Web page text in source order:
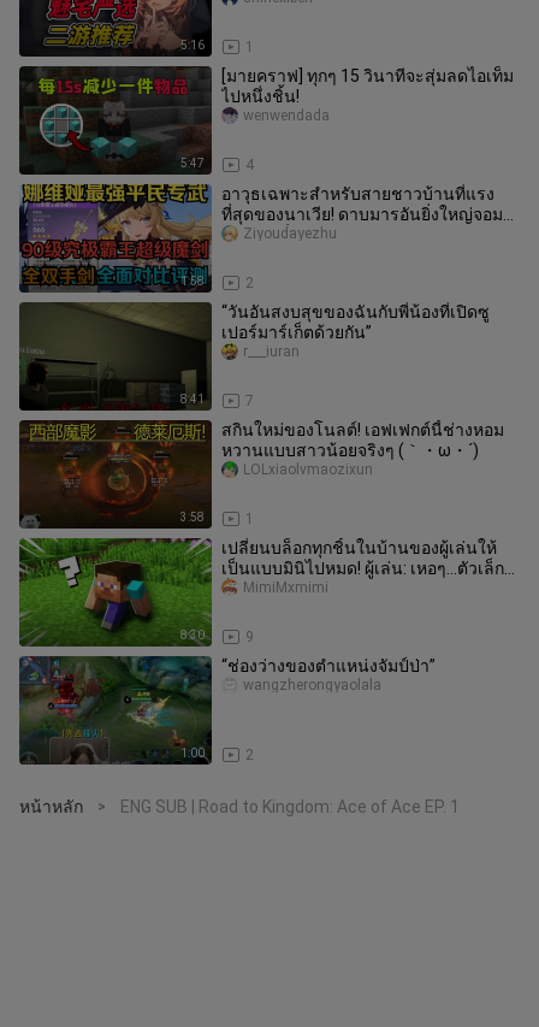
5:16 1
5:47
[มายคราฟ] ทุกๆ 15 วินาทีจะสุ่มลดไอเท็ม
ไปหนึ่งชิ้น!
4
wenwendada
1:58
อาวุธเฉพาะสำหรับสายชาวบ้านที่แรง
ที่สุดของนาเวีย! ดาบมารอันยิ่งใหญ่จอม
ราชันย์เมื่อเลเวลสูงสุด เปรียบเ
2
Ziyoudayezhu
8:41
“วันอันสงบสุขของฉันกับพี่น้องที่เปิดซู
เปอร์มาร์เก็ตด้วยกัน”
7
r___iuran
3:58
สกินใหม่ของโนลต์! เอฟเฟกต์นี้ช่างหอม
หวานแบบสาวน้อยจริงๆ (｀・ω・´)
1
LOLxiaolvmaozixun
8:30
เปลี่ยนบล็อกทุกชิ้นในบ้านของผู้เล่นให้
เป็นแบบมินิไปหมด! ผู้เล่น: เหอๆ…ตัวเล็กๆ
ก็น่ารักดีนะ 🤤
9
MimiMxmimi
1:00
“ช่องว่างของตำแหน่งจัมป์ป่า”
2
wangzherongyaolala
หน้าหลัก > ENG SUB | Road to Kingdom: Ace of Ace EP. 1